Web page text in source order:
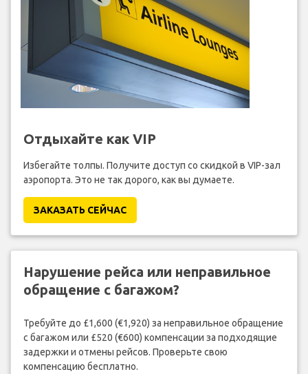
Отдыхайте как VIP
Избегайте толпы. Получите доступ со скидкой в VIP-зал
аэропорта. Это не так дорого, как вы думаете.
ЗАКАЗАТЬ СЕЙЧАС
Нарушение рейса или неправильное
обращение с багажом?
Требуйте до £1,600 (€1,920) за неправильное обращение
с багажом или £520 (€600) компенсации за подходящие
задержки и отмены рейсов. Проверьте свою
компенсацию бесплатно.